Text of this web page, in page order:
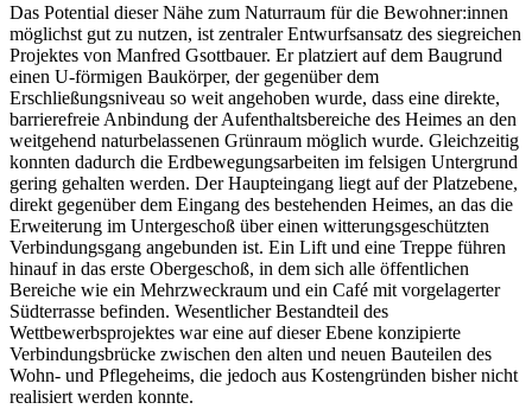
Das Potential dieser Nähe zum Naturraum für die Bewohner:innen
möglichst gut zu nutzen, ist zentraler Entwurfsansatz des siegreichen
Projektes von Manfred Gsottbauer. Er platziert auf dem Baugrund
einen U-förmigen Baukörper, der gegenüber dem
Erschließungsniveau so weit angehoben wurde, dass eine direkte,
barrierefreie Anbindung der Aufenthaltsbereiche des Heimes an den
weitgehend naturbelassenen Grünraum möglich wurde. Gleichzeitig
konnten dadurch die Erdbewegungsarbeiten im felsigen Untergrund
gering gehalten werden. Der Haupteingang liegt auf der Platzebene,
direkt gegenüber dem Eingang des bestehenden Heimes, an das die
Erweiterung im Untergeschoß über einen witterungsgeschützten
Verbindungsgang angebunden ist. Ein Lift und eine Treppe führen
hinauf in das erste Obergeschoß, in dem sich alle öffentlichen
Bereiche wie ein Mehrzweckraum und ein Café mit vorgelagerter
Südterrasse befinden. Wesentlicher Bestandteil des
Wettbewerbsprojektes war eine auf dieser Ebene konzipierte
Verbindungsbrücke zwischen den alten und neuen Bauteilen des
Wohn- und Pflegeheims, die jedoch aus Kostengründen bisher nicht
realisiert werden konnte.